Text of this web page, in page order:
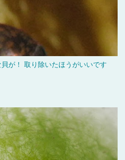
が！ 取り除いたほうがいいです